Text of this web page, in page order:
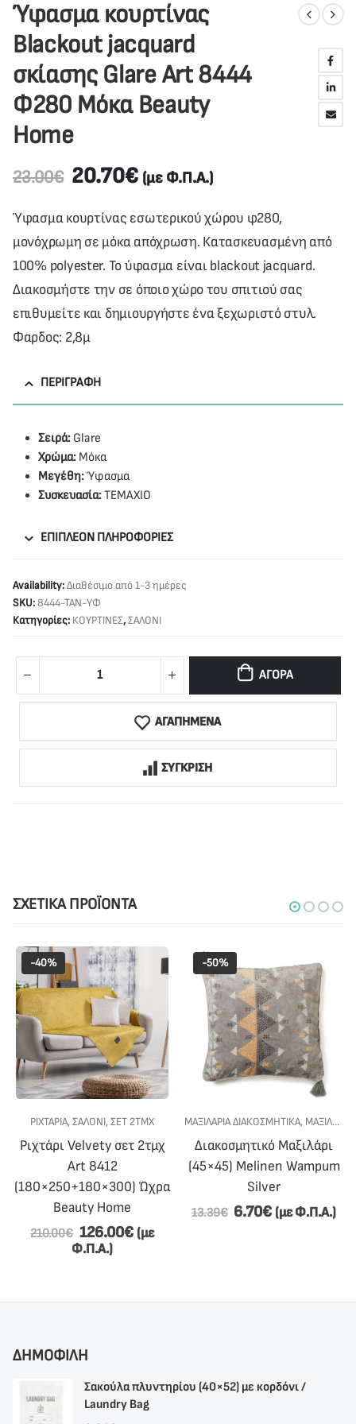
Ύφασμα κουρτίνας
Blackout jacquard
σκίασης Glare Art 8444
Φ280 Μόκα Beauty
Home
23.00€ 20.70€ (με Φ.Π.Α.)
Ύφασμα κουρτίνας εσωτερικού χώρου φ280,
μονόχρωμη σε μόκα απόχρωση. Κατασκευασμένη από
100% polyester. Το ύφασμα είναι blackout jacquard.
Διακοσμήστε την σε όποιο χώρο του σπιτιού σας
επιθυμείτε και δημιουργήστε ένα ξεχωριστό στυλ.
Φαρδος: 2,8μ
ΠΕΡΙΓΡΑΦΉ
Σειρά: Glare
Χρώμα: Μόκα
Μεγέθη:Ύφασμα
Συσκευασία:ΤΕΜΑΧΙΟ
ΕΠΙΠΛΈΟΝ ΠΛΗΡΟΦΟΡΊΕΣ
Availability:Διαθέσιμο από 1-3 ημέρες
SKU:8444-TAN-ΥΦ
Κατηγορίες: ΚΟΥΡΤΙΝΕΣ,ΣΑΛΟΝΙ
ΑΓΟΡΆ
ΑΓΑΠΗΜΕΝΑ
ΣΥΓΚΡΙΣΗ
ΣΧΕΤΙΚΆ ΠΡΟΪΌΝΤΑ
-40%
ΡΙΧΤΆΡΙΑ,ΣΑΛΟΝΙ,ΣΕΤ 2ΤΜΧ
Ριχτάρι Velvety σετ 2τμχ
Art 8412
(180×250+180×300) Ώχρα
Beauty Home
210.00€ 126.00€ (με
Φ.Π.Α.)
-50%
ΜΑΞΙΛΑΡΙΑ ΔΙΑΚΟΣΜΗΤΙΚΑ, ΜΑΞΙΛΆΡΙΑ ΔΙΑΚΟΣΜΗΤΙΚΆ
Διακοσμητικό Μαξιλάρι
(45×45) Melinen Wampum
Silver
13.39€ 6.70€ (με Φ.Π.Α.)
ΔΗΜΟΦΙΛΗ
Σακούλα πλυντηρίου (40×52) με κορδόνι /
Laundry Bag